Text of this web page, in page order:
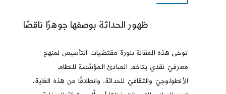
ظهور الحداثة بوصفها جوهرًا ناقصًا
توخى هذه المقالة بلورة مقتضيات التأسيس لمنهج
معرفيّ نقدي يتاخم المبادئ المؤسِّسة للنظام
الأنطولوجيّ والثقافيّ للحداثة. وانطلاقًا من هذه الغاية،